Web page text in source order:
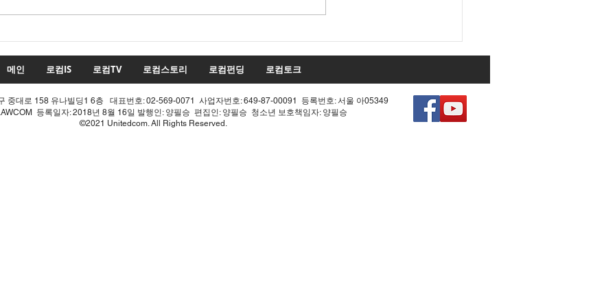
형 사고 쳤다, 개헌은 완전히
날아갔다!"
식, "이번 정부 내 개헌은 물 건
너갔다".
메인 로컴IS 로컴TV 로컴스토리 로컴펀딩 로컴토크
중대로 158 유나빌딩1 6층 대표번호: 02-569-0071 사업자번호: 649-87-00091 등록번호: 서울 아05349
등록일자: 2018년 8월 16일 발행인: 양필승 편집인: 양필승 청소년 보호책임자: 양필승
©2021 Unitedcom. All Rights Reserved.